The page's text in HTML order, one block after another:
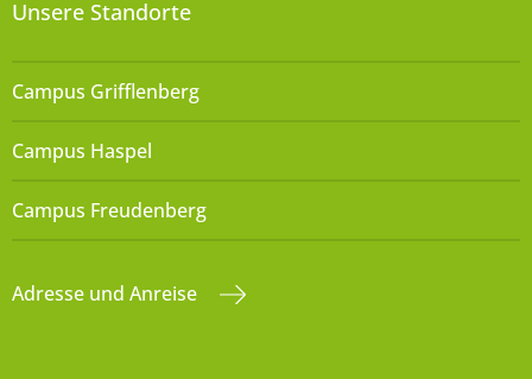
Unsere Standorte
Campus Grifflenberg
Campus Haspel
Campus Freudenberg
Adresse und Anreise